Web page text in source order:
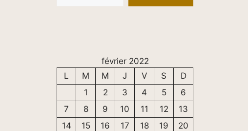
février 2022
L
M M J V S
D
1
2 3 4 5
6
7
8 9 10 11 12
13
14
15 16 17 18 19
20